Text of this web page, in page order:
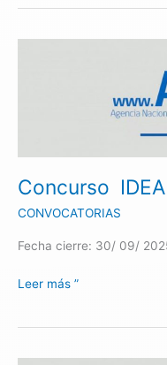
Concurso
CONVOCATORIAS
Fecha cierre: 30/ 09/
Leer más ”